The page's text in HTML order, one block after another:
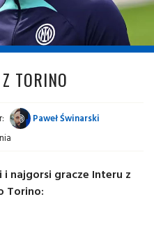
TORINO
Paweł Świnarski
najgorsi gracze Interu z
Torino: